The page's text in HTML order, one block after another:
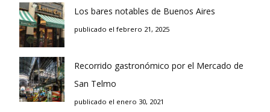
Los bares notables de Buenos Aires
publicado el febrero 21, 2025
Recorrido gastronómico por el Mercado de
San Telmo
publicado el enero 30, 2021